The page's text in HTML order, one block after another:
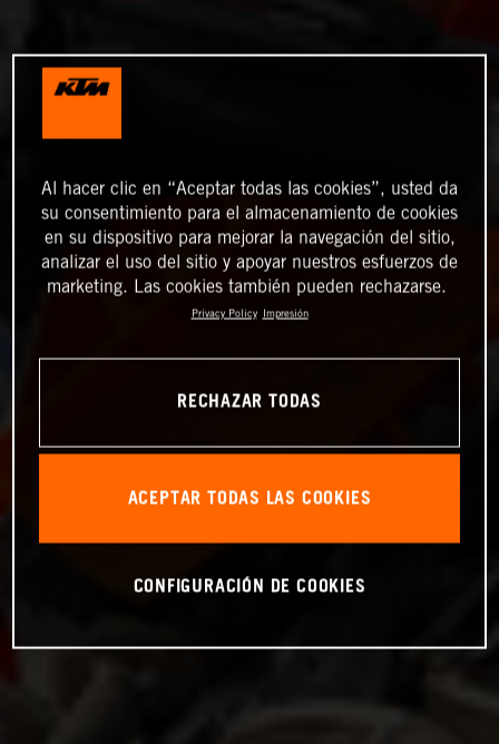
Al hacer clic en “Aceptar todas las cookies”, usted da
su consentimiento para el almacenamiento de cookies
en su dispositivo para mejorar la navegación del sitio,
analizar el uso del sitio y apoyar nuestros esfuerzos de
marketing. Las cookies también pueden rechazarse.
Privacy Policy Impresión
RECHAZAR TODAS
ACEPTAR TODAS LAS COOKIES
CONFIGURACIÓN DE COOKIES